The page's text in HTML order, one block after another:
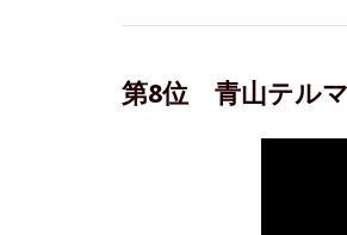
第8位 青山テル